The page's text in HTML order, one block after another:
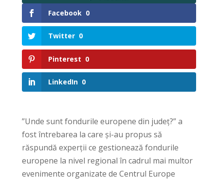
Facebook 0
Twitter 0
Pinterest 0
LinkedIn 0
”Unde sunt fondurile europene din județ?” a
fost întrebarea la care și-au propus să
răspundă experții ce gestionează fondurile
europene la nivel regional în cadrul mai multor
evenimente organizate de Centrul Europe